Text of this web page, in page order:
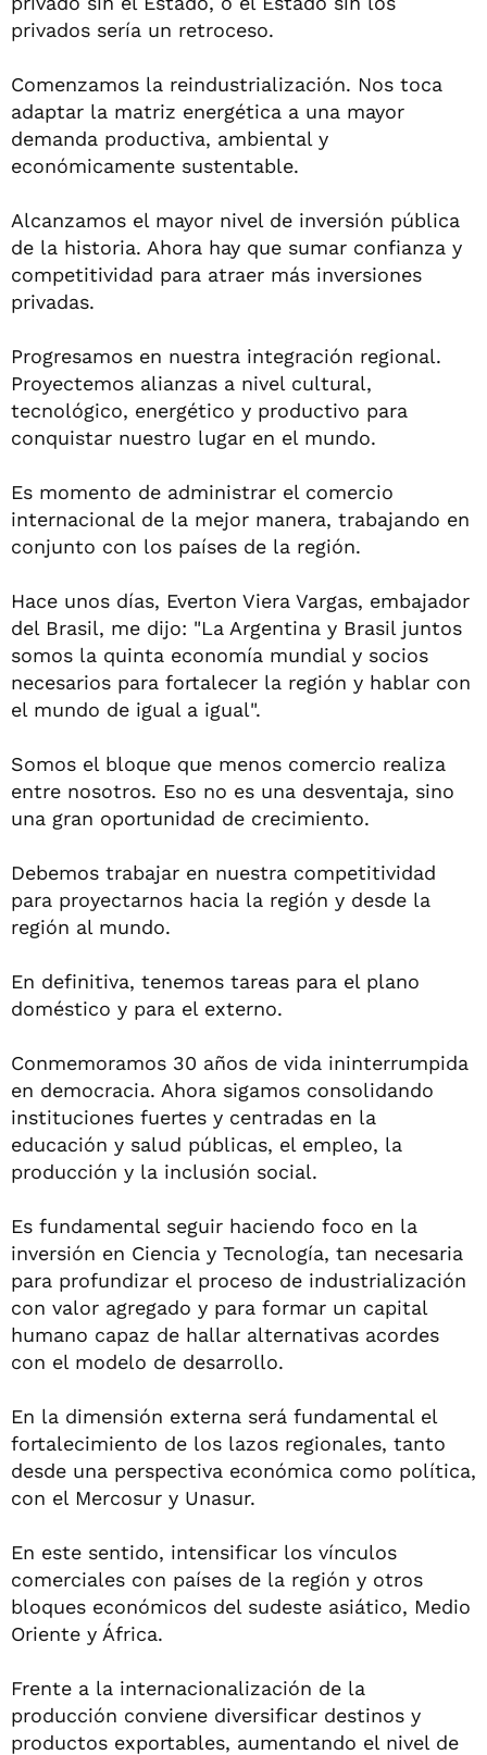
privados sería un retroceso.
Comenzamos la reindustrialización. Nos toca
adaptar la matriz energética a una mayor
demanda productiva, ambiental y
económicamente sustentable.
Alcanzamos el mayor nivel de inversión pública
de la historia. Ahora hay que sumar confianza y
competitividad para atraer más inversiones
privadas.
Progresamos en nuestra integración regional.
Proyectemos alianzas a nivel cultural,
tecnológico, energético y productivo para
conquistar nuestro lugar en el mundo.
Es momento de administrar el comercio
internacional de la mejor manera, trabajando en
conjunto con los países de la región.
Hace unos días, Everton Viera Vargas, embajador
del Brasil, me dijo: "La Argentina y Brasil juntos
somos la quinta economía mundial y socios
necesarios para fortalecer la región y hablar con
el mundo de igual a igual".
Somos el bloque que menos comercio realiza
entre nosotros. Eso no es una desventaja, sino
una gran oportunidad de crecimiento.
Debemos trabajar en nuestra competitividad
para proyectarnos hacia la región y desde la
región al mundo.
En definitiva, tenemos tareas para el plano
doméstico y para el externo.
Conmemoramos 30 años de vida ininterrumpida
en democracia. Ahora sigamos consolidando
instituciones fuertes y centradas en la
educación y salud públicas, el empleo, la
producción y la inclusión social.
Es fundamental seguir haciendo foco en la
inversión en Ciencia y Tecnología, tan necesaria
para profundizar el proceso de industrialización
con valor agregado y para formar un capital
humano capaz de hallar alternativas acordes
con el modelo de desarrollo.
En la dimensión externa será fundamental el
fortalecimiento de los lazos regionales, tanto
desde una perspectiva económica como política,
con el Mercosur y Unasur.
En este sentido, intensificar los vínculos
comerciales con países de la región y otros
bloques económicos del sudeste asiático, Medio
Oriente y África.
Frente a la internacionalización de la
producción conviene diversificar destinos y
productos exportables, aumentando el nivel de